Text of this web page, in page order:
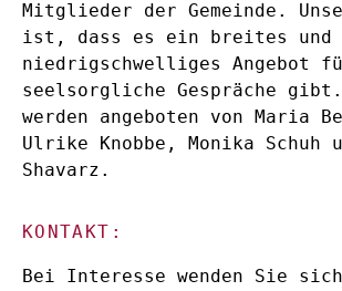
Mitglieder der Gemeinde.
ist, dass es ein breites und
niedrigschwelliges Angebot
seelsorgliche Gespräche gibt.
werden angeboten von Maria
Ulrike Knobbe, Monika Schuh
Shavarz.
KONTAKT:
Bei Interesse wenden Sie